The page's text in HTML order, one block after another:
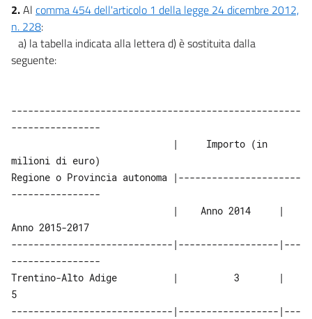
16 bis
17
19
19 bis
20
20 bis
21
22
22 bis
Aziende municipalizzate
2.Al comma 454 dell'articolo 1 della legge 24 dicembre 2012,
n. 228:
a) la tabella indicata alla lettera d) è sostituita dalla
seguente:
----------------------------------------------------
----------------
milioni di euro)
Regione o Provincia autonoma |----------------------
----------------
Anno 2015-2017
-----------------------------|------------------|---
----------------
Trentino-Alto Adige          |          3       |
5
-----------------------------|------------------|---